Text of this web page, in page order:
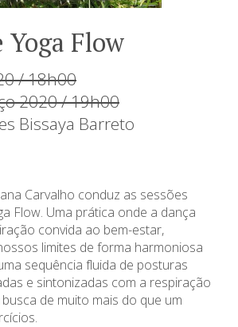
Yoga Flow
/ 18h00
2020 / 19h00
Bissaya Barreto
Carvalho conduz as sessões
Flow. Uma prática onde a dança
convida ao bem-estar,
limites de forma harmoniosa
sequência fluida de posturas
e sintonizadas com a respiração
de muito mais do que um